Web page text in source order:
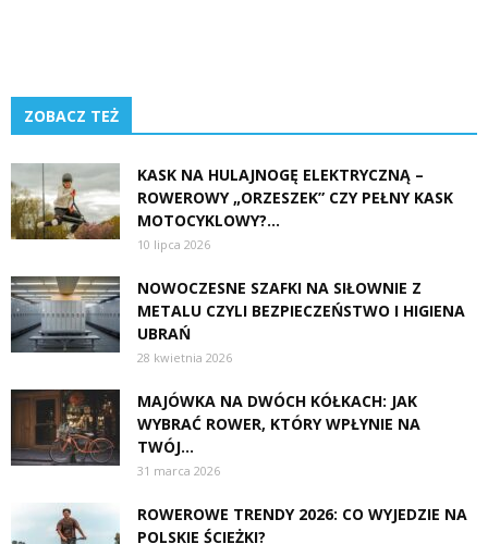
ZOBACZ TEŻ
KASK NA HULAJNOGĘ ELEKTRYCZNĄ –
ROWEROWY „ORZESZEK” CZY PEŁNY KASK
MOTOCYKLOWY?...
10 lipca 2026
NOWOCZESNE SZAFKI NA SIŁOWNIE Z
METALU CZYLI BEZPIECZEŃSTWO I HIGIENA
UBRAŃ
28 kwietnia 2026
MAJÓWKA NA DWÓCH KÓŁKACH: JAK
WYBRAĆ ROWER, KTÓRY WPŁYNIE NA
TWÓJ...
31 marca 2026
ROWEROWE TRENDY 2026: CO WYJEDZIE NA
POLSKIE ŚCIEŻKI?